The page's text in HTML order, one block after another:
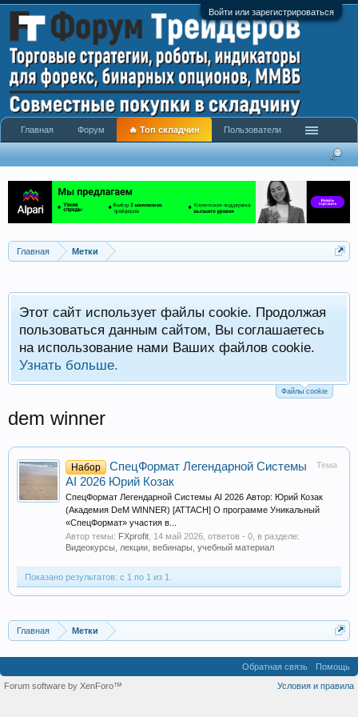
Войти или зарегистрироваться
Главная Метки
Этот сайт использует файлы cookie. Продолжая
пользоваться данным сайтом, Вы соглашаетесь
на использование нами Ваших файлов cookie.
Узнать больше.
Файлы cookie
dem winner
Тема
Набор
СпецФормат Легендарной Системы
AI 2026 Юрий Козак
СпецФормат Легендарной Системы AI 2026 Автор: Юрий Козак
(Академия DeM WINNER) [ATTACH] О программе Уникальный
«СпецФормат» участия в...
Автор темы: FXprofit 14 май 2026 , ответов - 0, в разделе:
Видеокурсы, лекции, вебинары, учебный материал
Показано результатов: с 1 по 1 из 1.
Главная Метки
Главная Форум 🔥 Топ складчин Пользователи
Обратная связь
Помощь
Условия и правила
Forum software by XenForo™